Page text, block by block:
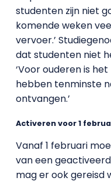
studenten zijn niet
komende weken
vervoer.’
dat studenten niet
‘Voor ouderen is
hebben tenminste
ontvangen.’
Activeren voor 1
Vanaf 1 februari
van een
mag er ook gereisd